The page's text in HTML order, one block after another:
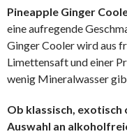
Pineapple Ginger
eine aufregende
Ginger Cooler wird aus
Limettensaft und einer
wenig Mineralwasser
Ob klassisch,
Auswahl an